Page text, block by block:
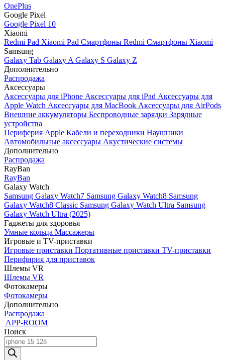
OnePlus
Google Pixel
Google Pixel 10
Xiaomi
Redmi Pad Xiaomi Pad Смартфоны Redmi Смартфоны Xiaomi
Samsung
Galaxy Tab Galaxy A Galaxy S Galaxy Z
Дополнительно
Распродажа
Аксессуары
Аксессуары для iPhone Аксессуары для iPad Аксессуары для
Apple Watch Аксессуары для MacBook Аксессуары для AirPods
Внешние аккумуляторы Беспроводные зарядки Зарядные
устройства
Периферия Apple Кабели и переходники Наушники
Автомобильные аксессуары Акустические системы
Дополнительно
Распродажа
RayBan
RayBan
Galaxy Watch
Samsung Galaxy Watch7 Samsung Galaxy Watch8 Samsung
Galaxy Watch8 Classic Samsung Galaxy Watch Ultra Samsung
Galaxy Watch Ultra (2025)
Гаджеты для здоровья
Умные кольца Массажеры
Игровые и TV-приставки
Игровые приставки Портативные приставки TV-приставки
Перифирия для приставок
Шлемы VR
Шлемы VR
Фотокамеры
Фотокамеры
Дополнительно
Распродажа
APP-ROOM
Поиск
Поиск
товаров